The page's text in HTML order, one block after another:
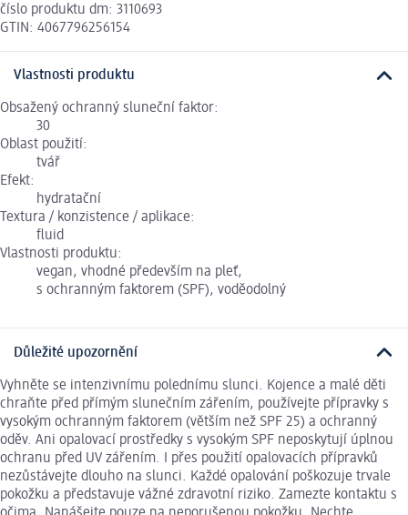
číslo produktu dm: 3110693
GTIN: 4067796256154
Vlastnosti produktu
Obsažený ochranný sluneční faktor:
30
Oblast použití:
tvář
Efekt:
hydratační
Textura / konzistence / aplikace:
fluid
Vlastnosti produktu:
vegan, vhodné především na pleť,
s ochranným faktorem (SPF), voděodolný
Důležité upozornění
Vyhněte se intenzivnímu polednímu slunci. Kojence a malé děti
chraňte před přímým slunečním zářením, používejte přípravky s
vysokým ochranným faktorem (větším než SPF 25) a ochranný
oděv. Ani opalovací prostředky s vysokým SPF neposkytují úplnou
ochranu před UV zářením. I přes použití opalovacích přípravků
nezůstávejte dlouho na slunci. Každé opalování poškozuje trvale
pokožku a představuje vážné zdravotní riziko. Zamezte kontaktu s